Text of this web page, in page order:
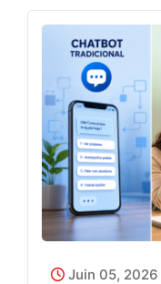
Juin 05, 2026